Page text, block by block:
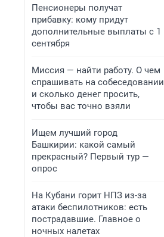
Пенсионеры получат
прибавку: кому придут
дополнительные выплаты с 1
сентября
Миссия — найти работу. О чем
спрашивать на собеседовании
и сколько денег просить,
чтобы вас точно взяли
Ищем лучший город
Башкирии: какой самый
прекрасный? Первый тур —
опрос
На Кубани горит НПЗ из-за
атаки беспилотников: есть
пострадавшие. Главное о
ночных налетах